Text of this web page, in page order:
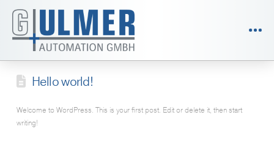
Hello world!
Welcome to WordPress. This is your first post. Edit or delete it, then start
writing!